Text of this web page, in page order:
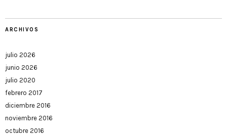
ARCHIVOS
julio 2026
junio 2026
julio 2020
febrero 2017
diciembre 2016
noviembre 2016
octubre 2016